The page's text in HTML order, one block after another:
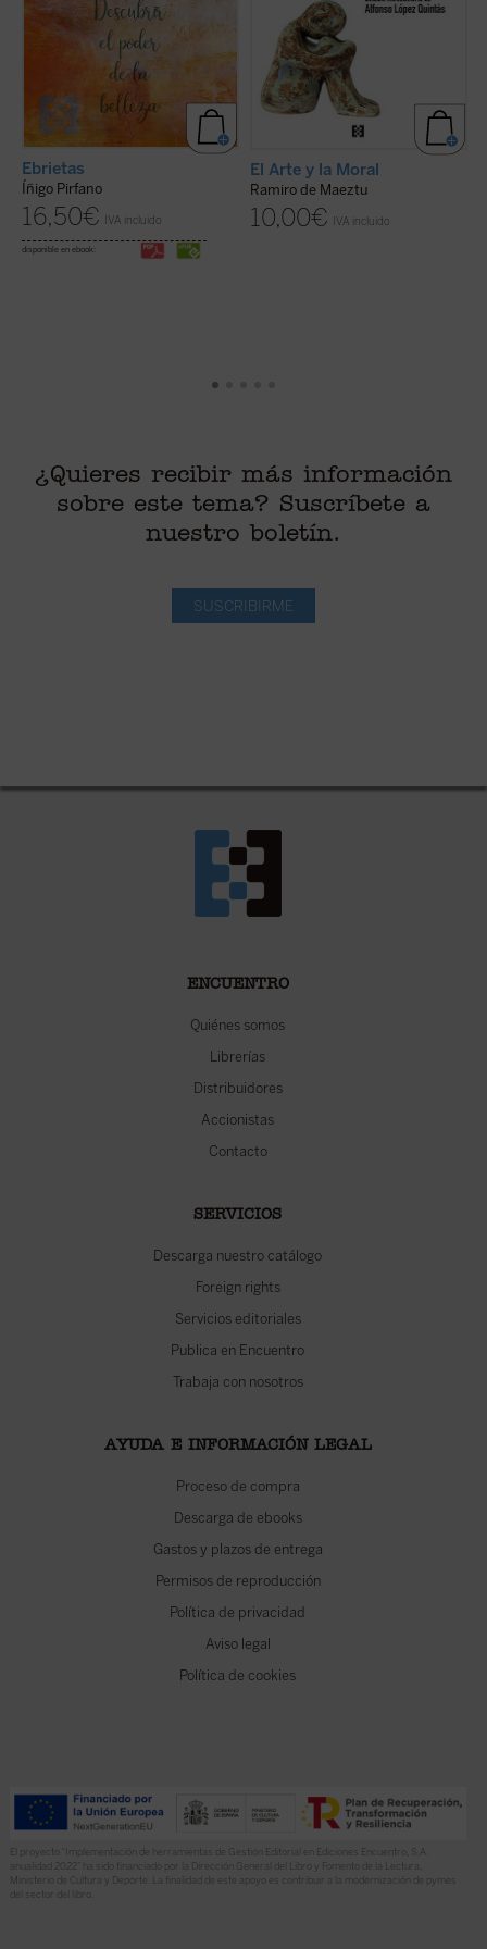
Ebrietas
Íñigo Pirfano
16,50€ IVA incluido
disponible en ebook:
El Arte y la Moral
Ramiro de Maeztu
10,00€ IVA incluido
¿Quieres recibir más información
sobre este tema? Suscríbete a
nuestro boletín.
SUSCRIBIRME
ENCUENTRO
Quiénes somos
Librerías
Distribuidores
Accionistas
Contacto
SERVICIOS
Descarga nuestro catálogo
Foreign rights
Servicios editoriales
Publica en Encuentro
Trabaja con nosotros
AYUDA E INFORMACIÓN LEGAL
Proceso de compra
Descarga de ebooks
Gastos y plazos de entrega
Permisos de reproducción
Política de privacidad
Aviso legal
Política de cookies
El proyecto “Implementación de herramientas de Gestión Editorial en Ediciones Encuentro, S.A.
anualidad 2022” ha sido financiado por la Dirección General del Libro y Fomento de la Lectura,
Ministerio de Cultura y Deporte. La finalidad de este apoyo es contribuir a la modernización de pymes
del sector del libro.